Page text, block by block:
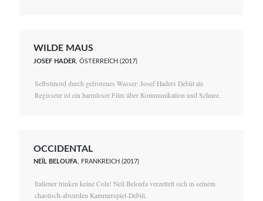
WILDE MAUS
JOSEF HADER , ÖSTERREICH (2017)
Selbstmord durch gefrorenes Wasser: Josef Haders Debüt als
Regisseur ist ein harmloser Film über Kommunikation und Schnee.
OCCIDENTAL
NEÏL BELOUFA , FRANKREICH (2017)
Italiener trinken keine Cola! Neïl Beloufa verzettelt sich in seinem
chaotisch-absurden Kammerspiel-Debüt.